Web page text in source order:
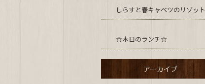
しらすと春キャベツのリゾット
☆本日のランチ☆
アーカイブ